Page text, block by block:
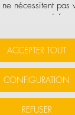
sécurisées •
COHIDREX
nécessitent pas
tous ces
ACCEPTER TOUT
CONFIGURATION
REFUSER